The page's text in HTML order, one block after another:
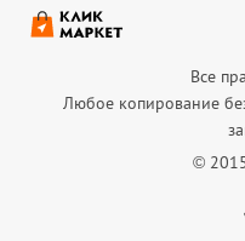
Все
Любое копирование
©